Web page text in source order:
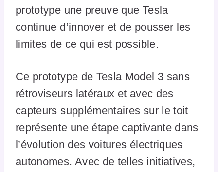
prototype une preuve que Tesla
continue d’innover et de pousser les
limites de ce qui est possible.
Ce prototype de Tesla Model 3 sans
rétroviseurs latéraux et avec des
capteurs supplémentaires sur le toit
représente une étape captivante dans
l’évolution des voitures électriques
autonomes. Avec de telles initiatives,